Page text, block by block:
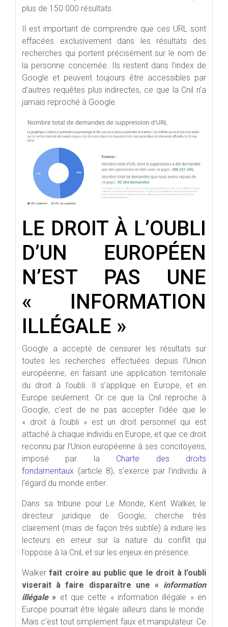
plus de 150 000 résultats.
Il est important de comprendre que ces URL sont
effacées exclusivement dans les résultats des
recherches qui portent précisément sur le nom de
la personne concernée. Ils restent dans l’index de
Google et peuvent toujours être accessibles par
d’autres requêtes plus indirectes, ce que la Cnil n’a
jamais reproché à Google.
LE DROIT À L’OUBLI
D’UN EUROPÉEN
N’EST PAS UNE
« INFORMATION
ILLÉGALE »
Google a accepté de censurer les résultats sur
toutes les recherches effectuées depuis l’Union
européenne, en faisant une application territoriale
du droit à l’oubli. Il s’applique en Europe, et en
Europe seulement. Or ce que la Cnil reproche à
Google, c’est de ne pas accepter l’idée que le
« droit à l’oubli » est un droit personnel qui est
attaché à chaque individu en Europe, et que ce droit
reconnu par l’Union européenne à ses concitoyens,
imposé par la Charte des droits
fondamentaux (article 8), s’exerce par l’individu à
l’égard du monde entier.
Dans sa tribune pour Le Monde, Kent Walker, le
directeur juridique de Google, cherche très
clairement (mais de façon très subtile) à induire les
lecteurs en erreur sur la nature du conflit qui
l’oppose à la Cnil, et sur les enjeux en présence.
Walkerfait croire au public que le droit à l’oubli
viserait à faire disparaître une « information
illégale» et que cette « information illégale » en
Europe pourrait être légale ailleurs dans le monde.
Mais c’est tout simplement faux et manipulateur. Ce